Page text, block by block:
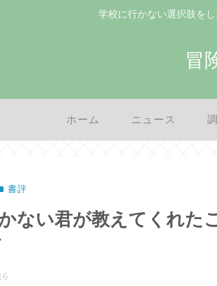
学校に行かない選択肢を
冒
ホーム ニュース
書評
かない君が教えてくれ